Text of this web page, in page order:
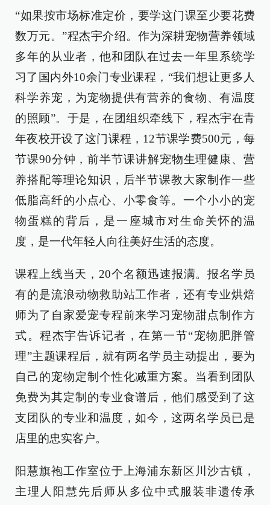
“如果按市场标准定价，要学这门课至少要花费
数万元。”程杰宇介绍。作为深耕宠物营养领域
多年的从业者，他和团队在过去一年里系统学
习了国内外10余门专业课程，“我们想让更多人
科学养宠，为宠物提供有营养的食物、有温度
的照顾”。于是，在团组织牵线下，程杰宇在青
年夜校开设了这门课程，12节课学费500元，每
节课90分钟，前半节课讲解宠物生理健康、营
养搭配等理论知识，后半节课教大家制作一些
低脂高纤的小点心、小零食等。一个小小的宠
物蛋糕的背后，是一座城市对生命关怀的温
度，是一代年轻人向往美好生活的态度。
课程上线当天，20个名额迅速报满。报名学员
有的是流浪动物救助站工作者，还有专业烘焙
师为了自家爱宠专程前来学习宠物甜点制作方
式。程杰宇告诉记者，在第一节“宠物肥胖管
理”主题课程后，就有两名学员主动提出，要为
自己的宠物定制个性化减重方案。当看到团队
免费为其定制的专业食谱后，他们感受到了这
支团队的专业和温度，如今，这两名学员已是
店里的忠实客户。
阳慧旗袍工作室位于上海浦东新区川沙古镇，
主理人阳慧先后师从多位中式服装非遗传承